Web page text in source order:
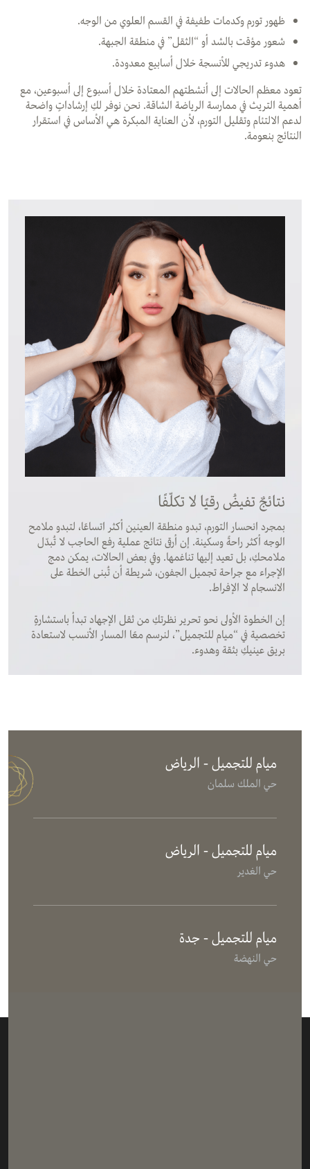
ظهور تورم وكدمات طفيفة في القسم العلوي من الوجه.
شعور مؤقت بالشد أو “الثقل” في منطقة الجبهة.
هدوء تدريجي للأنسجة خلال أسابيع معدودة.
تعود معظم الحالات إلى أنشطتهم المعتادة خلال أسبوع إلى أسبوعين، مع
أهمية التريث في ممارسة الرياضة الشاقة. نحن نوفر لكِ إرشاداتٍ واضحة
لدعم الالتئام وتقليل التورم، لأن العناية المبكرة هي الأساس في استقرار
النتائج بنعومة.
نتائجٌ تفيضُ رقيًا لا تكلّفًا
بمجرد انحسار التورم، تبدو منطقة العينين أكثر اتساعًا، لتبدو ملامح
الوجه أكثر راحةً وسكينة. إن أرقى نتائج عملية رفع الحاجب لا تُبدّل
ملامحكِ، بل تعيد إليها تناغمها. وفي بعض الحالات، يمكن دمج
الإجراء مع جراحة تجميل الجفون، شريطة أن تُبنى الخطة على
الانسجام لا الإفراط.
إن الخطوة الأولى نحو تحرير نظرتكِ من ثقل الإجهاد تبدأ باستشارةٍ
تخصصية في “ميام للتجميل”، لنرسم معًا المسار الأنسب لاستعادة
بريق عينيكِ بثقة وهدوء.
ميام للتجميل - الرياض
حي الملك سلمان
ميام للتجميل - الرياض
حي الغدير
ميام للتجميل - جدة
حي النهضة